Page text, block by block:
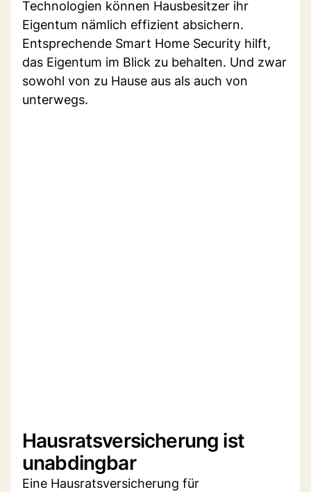
Technologien können Hausbesitzer ihr
Eigentum nämlich effizient absichern.
Entsprechende Smart Home Security hilft,
das Eigentum im Blick zu behalten. Und zwar
sowohl von zu Hause aus als auch von
unterwegs.
Hausratsversicherung ist
unabdingbar
Eine Hausratsversicherung für